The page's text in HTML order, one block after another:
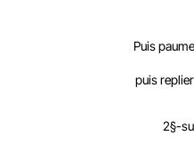
Puis
puis
2§-